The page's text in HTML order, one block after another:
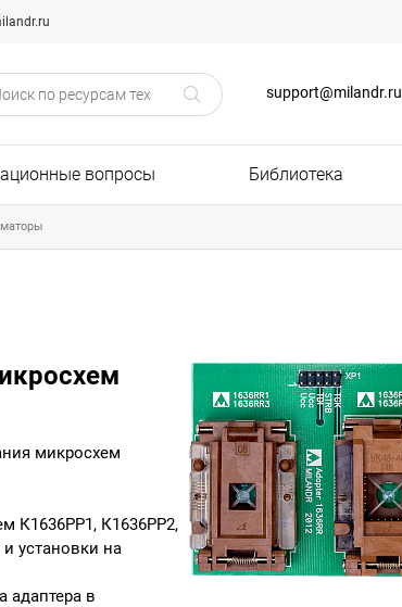
support@milandr.ru
вопросы Библиотека
микросхем
К1636РР1, К1636РР2,
установки на
адаптера в